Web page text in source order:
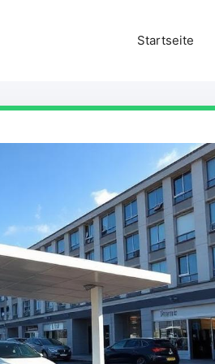
Startseite